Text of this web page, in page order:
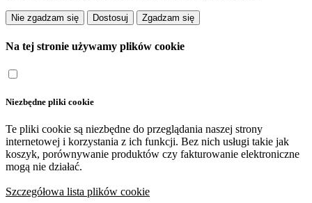
Dostosuj
Na tej stronie używamy plików cookie
Niezbędne pliki cookie
Te pliki cookie są niezbędne do przeglądania naszej strony
internetowej i korzystania z ich funkcji. Bez nich usługi takie jak
koszyk, porównywanie produktów czy fakturowanie elektroniczne
mogą nie działać.
Szczegółowa lista plików cookie